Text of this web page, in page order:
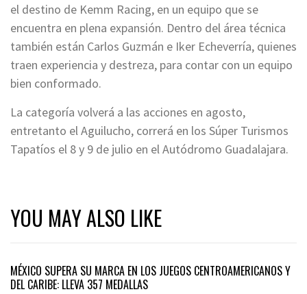
el destino de Kemm Racing, en un equipo que se
encuentra en plena expansión. Dentro del área técnica
también están Carlos Guzmán e Iker Echeverría, quienes
traen experiencia y destreza, para contar con un equipo
bien conformado.
La categoría volverá a las acciones en agosto,
entretanto el Aguilucho, correrá en los Súper Turismos
Tapatíos el 8 y 9 de julio en el Autódromo Guadalajara.
YOU MAY ALSO LIKE
MÉXICO SUPERA SU MARCA EN LOS JUEGOS CENTROAMERICANOS Y
DEL CARIBE: LLEVA 357 MEDALLAS